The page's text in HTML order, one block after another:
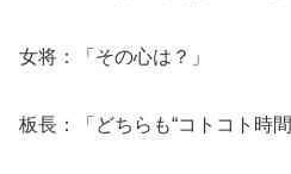
女将：「その心は？」
板長：「どちらも“コトコト時